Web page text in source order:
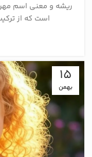
ریشه و معنی اسم
است که از
15
بهمن